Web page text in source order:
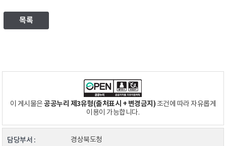
목록
이 게시물은공공누리 제3유형(출처표시 + 변경금지)조건에 따라 자유롭게
이용이 가능합니다.
담당부서 : 경상북도청